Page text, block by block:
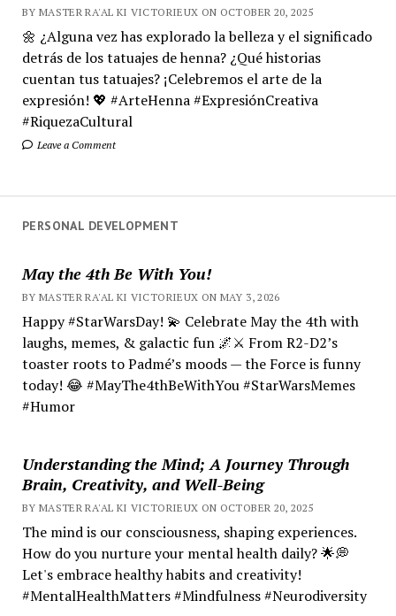
BY MASTER RA'AL KI VICTORIEUX ON OCTOBER 20, 2025
🌼 ¿Alguna vez has explorado la belleza y el significado
detrás de los tatuajes de henna? ¿Qué historias
cuentan tus tatuajes? ¡Celebremos el arte de la
expresión! 💖 #ArteHenna #ExpresiónCreativa
#RiquezaCultural
Leave a Comment
PERSONAL DEVELOPMENT
May the 4th Be With You!
BY MASTER RA'AL KI VICTORIEUX ON MAY 3, 2026
Happy #StarWarsDay! 💫 Celebrate May the 4th with
laughs, memes, & galactic fun 🌌⚔️ From R2-D2’s
toaster roots to Padmé’s moods — the Force is funny
today! 😂 #MayThe4thBeWithYou #StarWarsMemes
#Humor
Understanding the Mind; A Journey Through
Brain, Creativity, and Well-Being
BY MASTER RA'AL KI VICTORIEUX ON OCTOBER 20, 2025
The mind is our consciousness, shaping experiences.
How do you nurture your mental health daily? 🌟💭
Let's embrace healthy habits and creativity!
#MentalHealthMatters #Mindfulness #Neurodiversity